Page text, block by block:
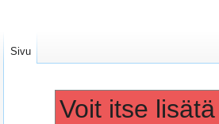
Voit itse
Sivu